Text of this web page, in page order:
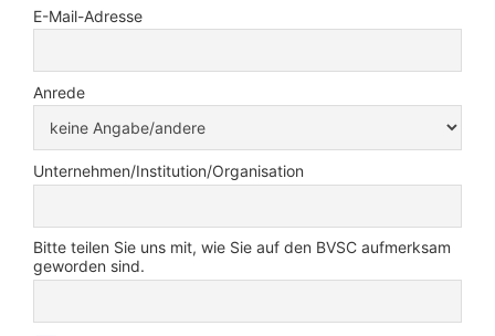
E-Mail-Adresse
Anrede
Unternehmen/Institution/Organisation
Bitte teilen Sie uns mit, wie Sie auf den BVSC aufmerksam
geworden sind.